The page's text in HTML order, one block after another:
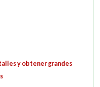
y obtener grandes